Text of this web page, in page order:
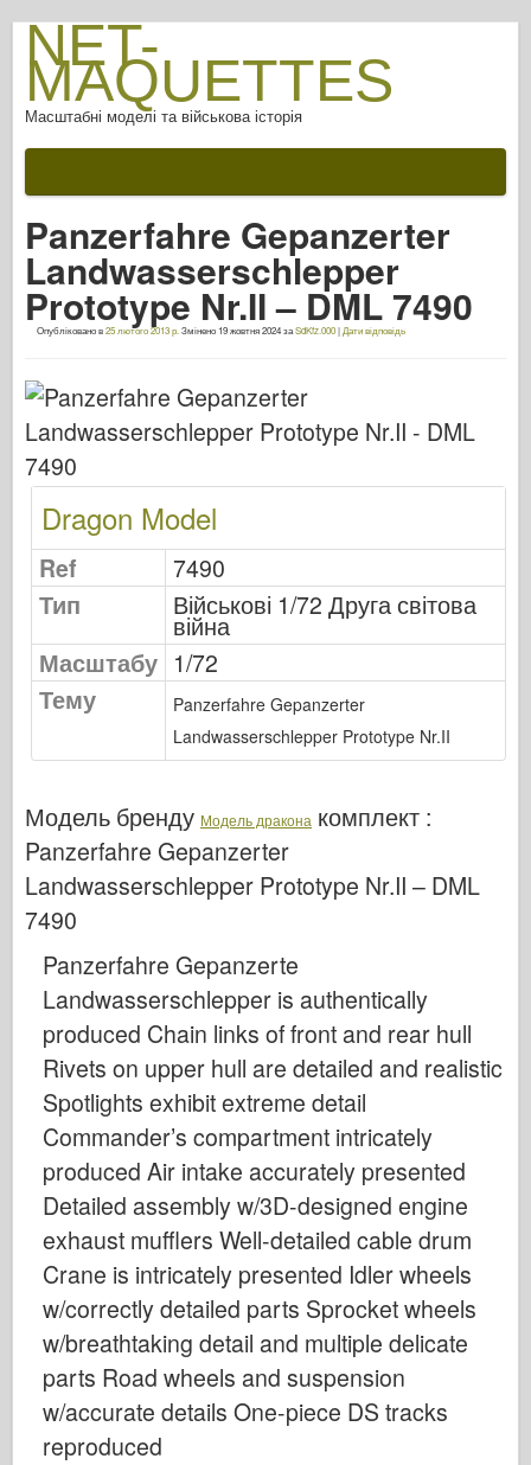
NET-
MAQUETTES
Масштабні моделі та військова історія
Після битви
Зброя АФВ
Осі союзників
Обладунки фотогалерея
Конкорд
Гайки та болти
Моделювання Оспрея
Видавництво Оспрей
Сигнал ескадрильї
Танкові потужності
Вантажівки та танки
Ваффен-Арсенал
Вайдавніктво Міліціярія
Академії
Моделі тузів
Клуб AFV
Впс
Модель АЗ
Чорна собака
Бронко
Кібер-хобі
Дніпромодель
Дракон
Модель E.T.
Тонкі форми
Сили Доблесті
ФріулМодель
Хасеґава
Хеллер
Panzerfahre Gepanzerter
Landwasserschlepper
Prototype Nr.II – DML 7490
Опубліковано в25 лютого 2013 р. Змінено 19 жовтня 2024заSdKfz.000| Дати відповідь
Dragon Model
Ref
7490
Тип
Військові 1/72 Друга світова
війна
Масштабу 1/72
Тему
Panzerfahre Gepanzerter
Landwasserschlepper Prototype Nr.II
Модель бренду Модель дракона комплект :
Panzerfahre Gepanzerter
Landwasserschlepper Prototype Nr.II – DML
7490
Panzerfahre Gepanzerte
Landwasserschlepper is authentically
produced Chain links of front and rear hull
Rivets on upper hull are detailed and realistic
Spotlights exhibit extreme detail
Commander’s compartment intricately
produced Air intake accurately presented
Detailed assembly w/3D-designed engine
exhaust mufflers Well-detailed cable drum
Crane is intricately presented Idler wheels
w/correctly detailed parts Sprocket wheels
w/breathtaking detail and multiple delicate
parts Road wheels and suspension
w/accurate details One-piece DS tracks
reproduced